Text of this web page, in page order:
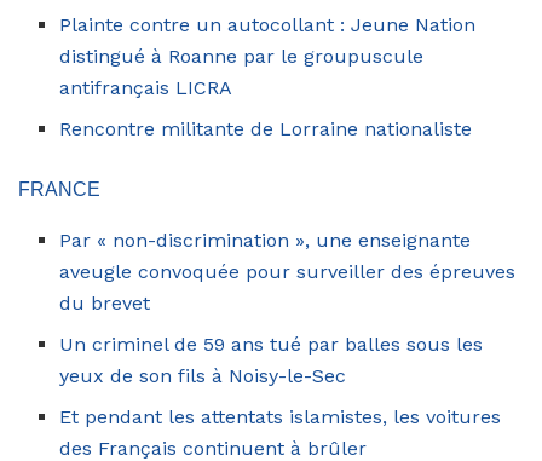
Plainte contre un autocollant : Jeune Nation
distingué à Roanne par le groupuscule
antifrançais LICRA
Rencontre militante de Lorraine nationaliste
FRANCE
Par « non-discrimination », une enseignante
aveugle convoquée pour surveiller des épreuves
du brevet
Un criminel de 59 ans tué par balles sous les
yeux de son fils à Noisy-le-Sec
Et pendant les attentats islamistes, les voitures
des Français continuent à brûler